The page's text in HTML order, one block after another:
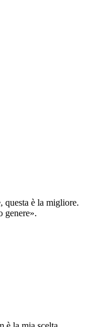
questa è la migliore.
genere».